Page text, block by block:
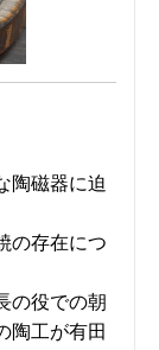
陶磁器に迫
の存在につ
の役での朝
陶工が有田